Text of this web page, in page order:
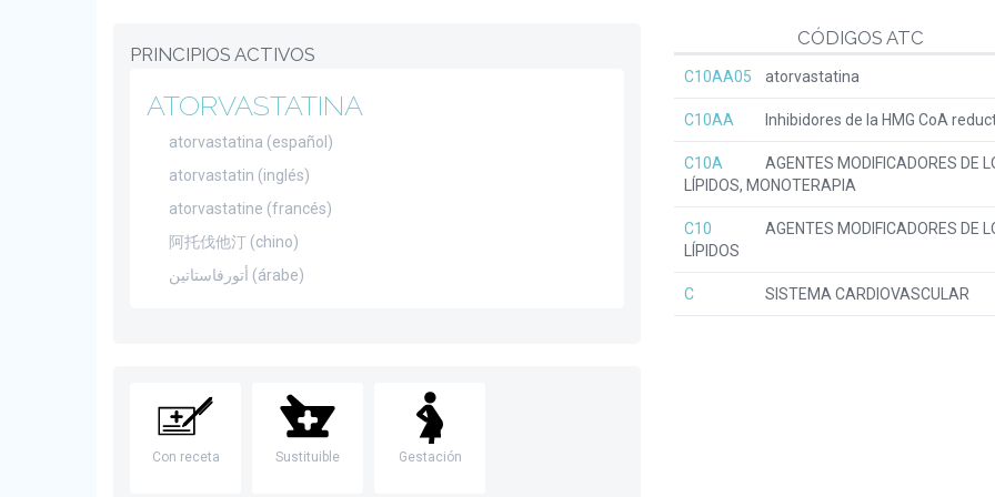
CÓDIGOS ATC
C10AA05 atorvastatina
C10AA Inhibidores de la HMG CoA
C10A
AGENTES MODIFICADORES DE
LÍPIDOS, MONOTERAPIA
C10
AGENTES MODIFICADORES DE
LÍPIDOS
C SISTEMA CARDIOVASCULAR
PRINCIPIOS ACTIVOS
ATORVASTATINA
atorvastatina (español)
atorvastatin (inglés)
atorvastatine (francés)
阿托伐他汀 (chino)
أتورفاستاتين (árabe)
Con receta Sustituible Gestación